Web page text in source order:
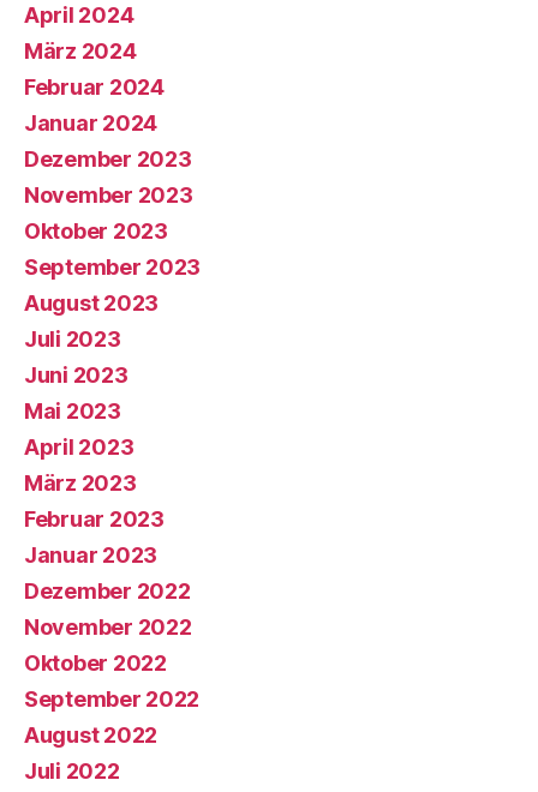
April 2024
März 2024
Februar 2024
Januar 2024
Dezember 2023
November 2023
Oktober 2023
September 2023
August 2023
Juli 2023
Juni 2023
Mai 2023
April 2023
März 2023
Februar 2023
Januar 2023
Dezember 2022
November 2022
Oktober 2022
September 2022
August 2022
Juli 2022